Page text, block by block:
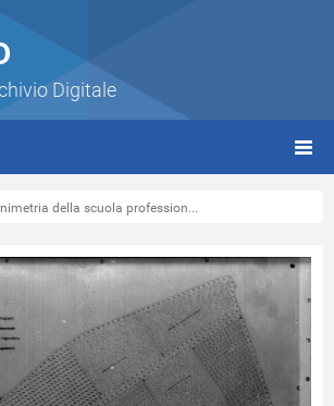
Digitale
della scuola profession...